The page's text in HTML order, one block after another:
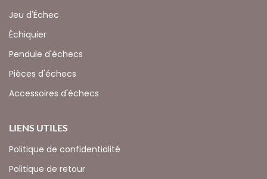
Jeu d'Échec
Échiquier
Pendule d'échecs
Pièces d'échecs
Accessoires d'échecs
LIENS UTILES
Politique de confidentialité
Politique de retour